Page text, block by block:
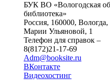
БУК ВО «Вологодская
библиотека»
Россия, 160000, Вологда,
Марии Ульяновой, 1
Телефон для справок –
8(8172)21-17-69
Adm@booksite.ru
ВКонтакте
Видеохостинг